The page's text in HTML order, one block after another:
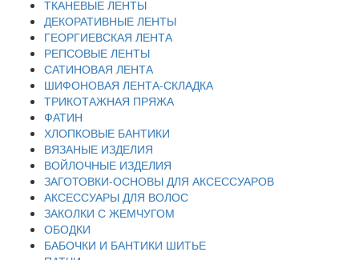
ТКАНЕВЫЕ ЛЕНТЫ
ДЕКОРАТИВНЫЕ ЛЕНТЫ
ГЕОРГИЕВСКАЯ ЛЕНТА
РЕПСОВЫЕ ЛЕНТЫ
САТИНОВАЯ ЛЕНТА
ШИФОНОВАЯ ЛЕНТА-СКЛАДКА
ТРИКОТАЖНАЯ ПРЯЖА
ФАТИН
ХЛОПКОВЫЕ БАНТИКИ
ВЯЗАНЫЕ ИЗДЕЛИЯ
ВОЙЛОЧНЫЕ ИЗДЕЛИЯ
ЗАГОТОВКИ-ОСНОВЫ ДЛЯ АКСЕССУАРОВ
АКСЕССУАРЫ ДЛЯ ВОЛОС
ЗАКОЛКИ С ЖЕМЧУГОМ
ОБОДКИ
БАБОЧКИ И БАНТИКИ ШИТЬЕ